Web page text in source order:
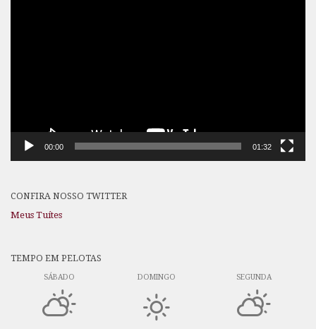
00:00 01:32
CONFIRA NOSSO TWITTER
Meus Tuítes
TEMPO EM PELOTAS
SÁBADO DOMINGO SEGUNDA